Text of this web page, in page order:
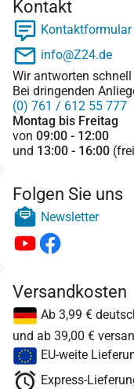
Kontakt
Kontaktformular
info@Z24.de
Wir antworten
Bei dringenden
(0) 761 / 612 55 777
Montag bis Freitag
von 09:00 - 12:00
und 13:00 - 16:00
Folgen Sie uns
Newsletter
Versandkosten
Ab 3,99 €
und ab 39,00 €
EU-weite
Express-